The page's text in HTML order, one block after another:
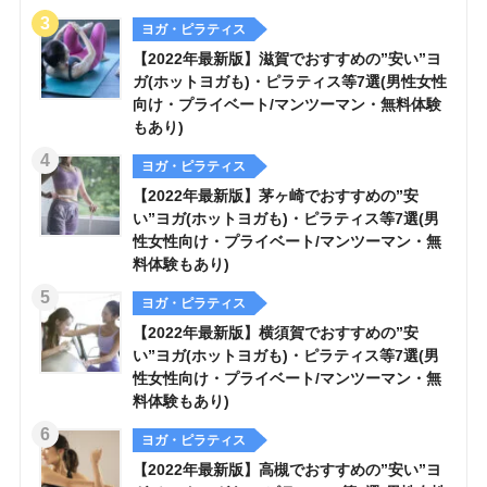
ヨガ・ピラティス
【2022年最新版】滋賀でおすすめの”安い”ヨ
ガ(ホットヨガも)・ピラティス等7選(男性女性
向け・プライベート/マンツーマン・無料体験
もあり)
ヨガ・ピラティス
【2022年最新版】茅ヶ崎でおすすめの”安
い”ヨガ(ホットヨガも)・ピラティス等7選(男
性女性向け・プライベート/マンツーマン・無
料体験もあり)
ヨガ・ピラティス
【2022年最新版】横須賀でおすすめの”安
い”ヨガ(ホットヨガも)・ピラティス等7選(男
性女性向け・プライベート/マンツーマン・無
料体験もあり)
ヨガ・ピラティス
【2022年最新版】高槻でおすすめの”安い”ヨ